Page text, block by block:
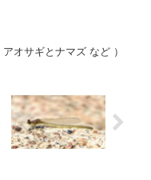
オサギとナマズ など ）